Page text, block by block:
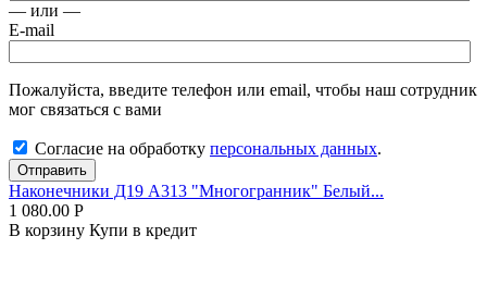
— или —
E-mail
Пожалуйста, введите телефон или email, чтобы наш сотрудник
мог связаться с вами
Согласие на обработку персональных данных.
Отправить
Наконечники Д19 А313 "Многогранник" Белый...
1 080.00 Р
В корзину Купи в кредит